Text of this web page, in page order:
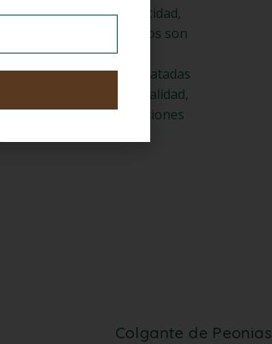
respetando la cantidad,
dos flores iguales, todos son
y experiencia.
momento optimo y tratadas
productos de máxima calidad,
que nuestras composiciones
Colgante de Peonias